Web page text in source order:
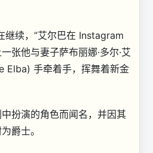
继续，”艾尔巴在 Instagram
张他与妻子萨布丽娜·多尔·艾
Elba) 手牵着手，挥舞着新金
扮演的角色而闻名，并因其
爵士。